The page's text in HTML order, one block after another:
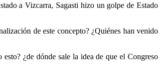
a Vizcarra, Sagasti hizo un golpe de Estado
de este concepto? ¿Quiénes han venido
¿de dónde sale la idea de que el Congreso